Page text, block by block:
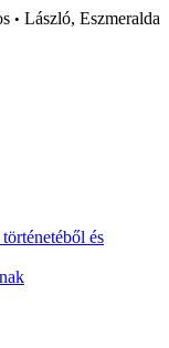
• László, Eszmeralda
és